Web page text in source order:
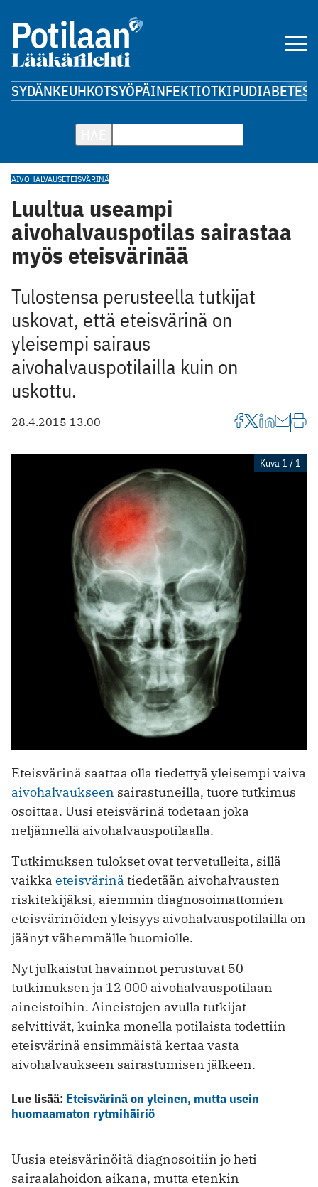
SYDÄNKEUHKOTSYÖPÄINFEKTIOTKIPUDIABETES
AIVOHALVAUSETEISVÄRINÄ
Luultua useampi
aivohalvauspotilas sairastaa
myös eteisvärinää
Tulostensa perusteella tutkijat
uskovat, että eteisvärinä on
yleisempi sairaus
aivohalvauspotilailla kuin on
uskottu.
28.4.2015 13.00
Kuva 1 / 1
Eteisvärinä saattaa olla tiedettyä yleisempi vaiva
aivohalvaukseen sairastuneilla, tuore tutkimus
osoittaa. Uusi eteisvärinä todetaan joka
neljännellä aivohalvauspotilaalla.
Tutkimuksen tulokset ovat tervetulleita, sillä
vaikka eteisvärinä tiedetään aivohalvausten
riskitekijäksi, aiemmin diagnosoimattomien
eteisvärinöiden yleisyys aivohalvauspotilailla on
jäänyt vähemmälle huomiolle.
Nyt julkaistut havainnot perustuvat 50
tutkimuksen ja 12 000 aivohalvauspotilaan
aineistoihin. Aineistojen avulla tutkijat
selvittivät, kuinka monella potilaista todettiin
eteisvärinä ensimmäistä kertaa vasta
aivohalvaukseen sairastumisen jälkeen.
Lue lisää: Eteisvärinä on yleinen, mutta usein
huomaamaton rytmihäiriö
Uusia eteisvärinöitä diagnosoitiin jo heti
sairaalahoidon aikana, mutta etenkin